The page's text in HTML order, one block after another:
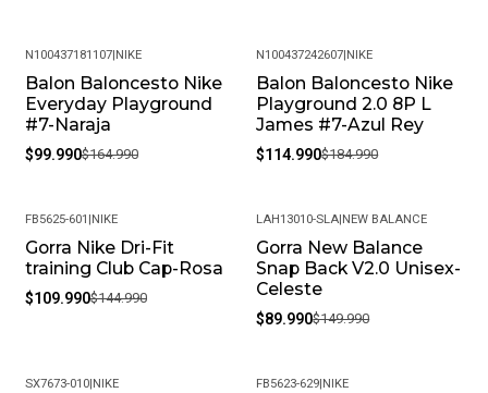
-39%
N100437181107| NIKE
Balon Baloncesto Nike
Everyday Playground
#7-Naraja
$99.990$164.990
-38%
N100437242607 NIKE
Balon Baloncesto Nike
Playground 2.0 8P L
James #7-Azul Rey
$114.990$184.990
-24%
FB5625-601 NIKE
Gorra Nike Dri-Fit
training Club Cap-Rosa
$109.990$144.990
-40%
LAH13010-SLA NEW BALANCE
Gorra New Balance
Snap Back V2.0 Unisex-
Celeste
$89.990$149.990
SX7673-010| NIKE FB5623-629 NIKE